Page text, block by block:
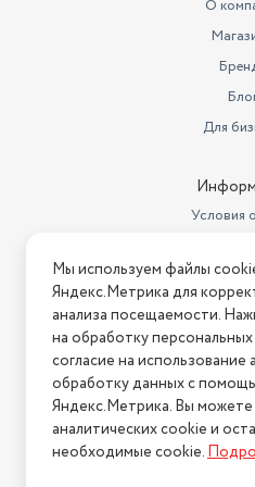
Особенности конструкции
Длина сетевого шнура
Высота
О
Для
Условия
Условия
Нашли ошибку на
2026 © Интернет-магазин
Политика
Мы используем файлы
Яндекс.Метрика для
анализа посещаемости.
на обработку
согласие на использование
обработку данных с
Яндекс.Метрика. Вы можете
аналитических cookie и
необходимые cookie.